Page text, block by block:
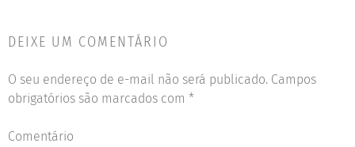
DEIXE UM COMENTÁRIO
O seu endereço de e-mail não será publicado. Campos
obrigatórios são marcados com*
Comentário